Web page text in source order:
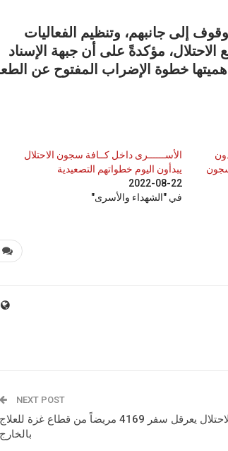
إلى جانبهم، وتنظيم الفعاليات
مؤكدةً على أن جبهة الإسناد
خطوة الإضراب المفتوح عن
الأســــــرى داخل كــافة سجون الاحتلال
يبدأون اليوم خطواتهم التصعيدية
2022-08-22
في "الشهداء والأسرى"
NEXT POST
الاحتلال يعرقل سفر 4169 مريضاً من قطاع غزة للعلاج
بالخارج